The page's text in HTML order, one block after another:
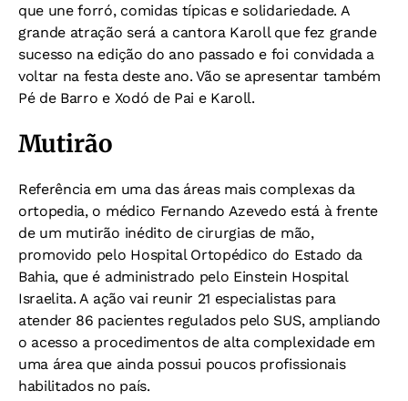
que une forró, comidas típicas e solidariedade. A
grande atração será a cantora Karoll que fez grande
sucesso na edição do ano passado e foi convidada a
voltar na festa deste ano. Vão se apresentar também
Pé de Barro e Xodó de Pai e Karoll.
Mutirão
Referência em uma das áreas mais complexas da
ortopedia, o médico Fernando Azevedo está à frente
de um mutirão inédito de cirurgias de mão,
promovido pelo Hospital Ortopédico do Estado da
Bahia, que é administrado pelo Einstein Hospital
Israelita. A ação vai reunir 21 especialistas para
atender 86 pacientes regulados pelo SUS, ampliando
o acesso a procedimentos de alta complexidade em
uma área que ainda possui poucos profissionais
habilitados no país.